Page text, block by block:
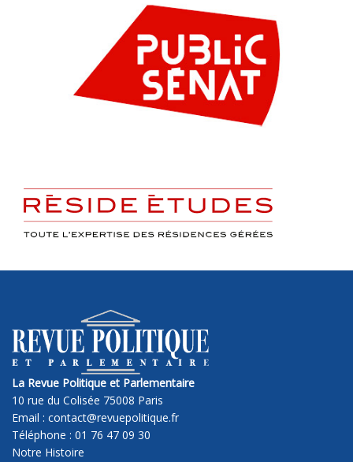
La Revue Politique et Parlementaire
10 rue du Colisée 75008 Paris
Email : contact@revuepolitique.fr
Téléphone : 01 76 47 09 30
Notre Histoire